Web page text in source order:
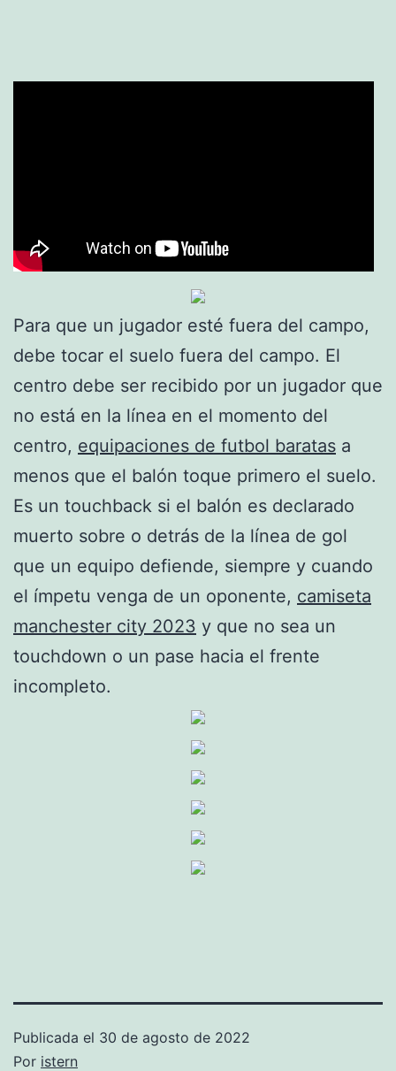
Para que un jugador esté fuera del campo,
debe tocar el suelo fuera del campo. El
centro debe ser recibido por un jugador que
no está en la línea en el momento del
centro, equipaciones de futbol baratas a
menos que el balón toque primero el suelo.
Es un touchback si el balón es declarado
muerto sobre o detrás de la línea de gol
que un equipo defiende, siempre y cuando
el ímpetu venga de un oponente, camiseta
manchester city 2023 y que no sea un
touchdown o un pase hacia el frente
incompleto.
Publicada el 30 de agosto de 2022
Por istern